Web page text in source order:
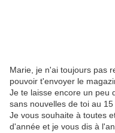
Marie, je n'ai toujours pas
pouvoir t'envoyer le
Je te laisse encore un peu
sans nouvelles de toi au
Je vous souhaite à toutes
d'année et je vous dis à